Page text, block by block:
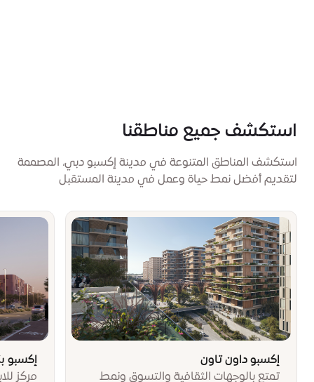
استكشف جميع مناطقنا
استكشف المناطق المتنوعة في مدينة إكسبو دبي، المصممة
لتقديم أفضل نمط حياة وعمل في مدينة المستقبل
إكسبو داون تاون
تمتع بالوجهات الثقافية والتسوق ونمط
إكسبو
مركز